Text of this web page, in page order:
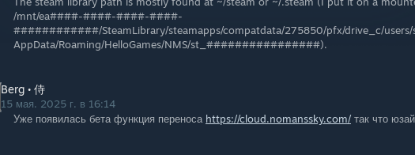
/mnt/ea####-####-####-####-
############/SteamLibrary/steamapps/compatdata/275850/pfx/drive_c/users/
AppData/Roaming/HelloGames/NMS/st_################).
Berg • 侍
15 мая. 2025 г. в 16:14
Уже появилась бета функция переноса https://cloud.nomanssky.com/ так что